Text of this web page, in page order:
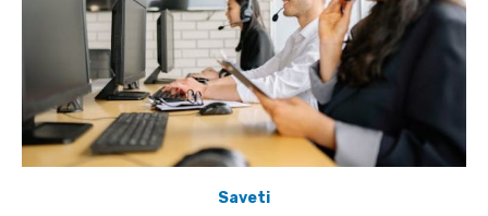
Saveti